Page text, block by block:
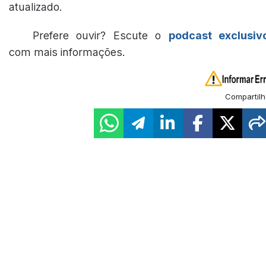
atualizado.
Prefere ouvir? Escute o podcast
com mais informações.